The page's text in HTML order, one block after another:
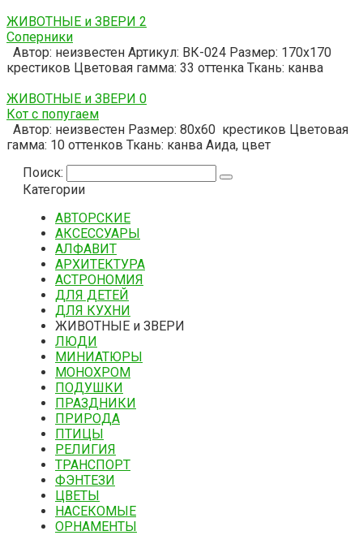
ЖИВОТНЫЕ и ЗВЕРИ 2
Соперники
Автор: неизвестен Артикул: ВК-024 Размер: 170х170
крестиков Цветовая гамма: 33 оттенка Ткань: канва
ЖИВОТНЫЕ и ЗВЕРИ 0
Кот с попугаем
Автор: неизвестен Размер: 80х60 крестиков Цветовая
гамма: 10 оттенков Ткань: канва Аида, цвет
Поиск:
Категории
АВТОРСКИЕ
АКСЕССУАРЫ
АЛФАВИТ
АРХИТЕКТУРА
АСТРОНОМИЯ
ДЛЯ ДЕТЕЙ
ДЛЯ КУХНИ
ЖИВОТНЫЕ и ЗВЕРИ
ЛЮДИ
МИНИАТЮРЫ
МОНОХРОМ
ПОДУШКИ
ПРАЗДНИКИ
ПРИРОДА
ПТИЦЫ
РЕЛИГИЯ
ТРАНСПОРТ
ФЭНТЕЗИ
ЦВЕТЫ
НАСЕКОМЫЕ
ОРНАМЕНТЫ